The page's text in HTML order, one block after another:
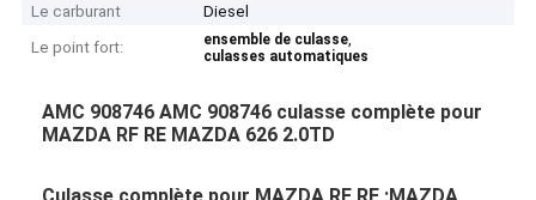
Le carburant
Diesel
Le point fort:
ensemble de culasse,
culasses automatiques
AMC 908746 AMC 908746 culasse complète pour
MAZDA RF RE MAZDA 626 2.0TD